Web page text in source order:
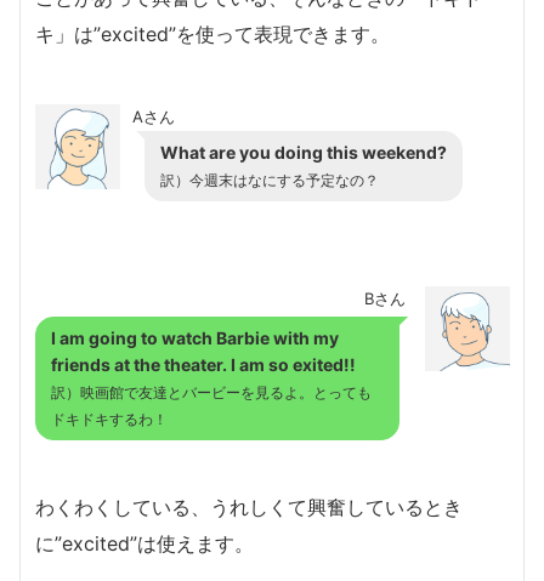
キ」は”excited”を使って表現できます。
Aさん
What are you doing this weekend?
訳）今週末はなにする予定なの？
Bさん
I am going to watch Barbie with my
friends at the theater. I am so exited!!
訳）映画館で友達とバービーを見るよ。とっても
ドキドキするわ！
わくわくしている、うれしくて興奮しているとき
に”excited”は使えます。